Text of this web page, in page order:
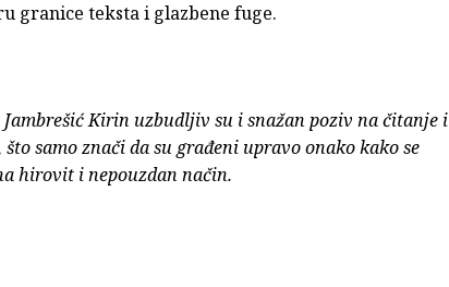
granice teksta i glazbene fuge.
Kirin uzbudljiv su i snažan poziv na čitanje i
samo znači da su građeni upravo onako kako se
hirovit i nepouzdan način.